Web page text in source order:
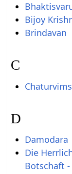
Bijoy
Brindavan
C
D
Damodara
Die
Botschaft